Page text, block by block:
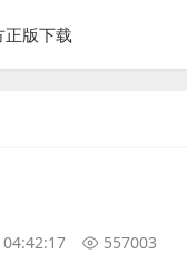
正版下载
557003